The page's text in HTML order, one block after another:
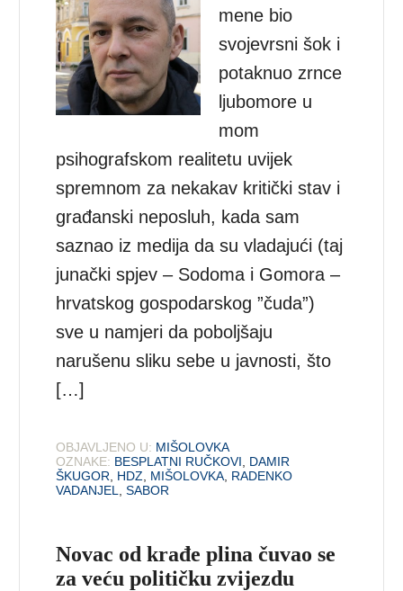
mene bio
svojevrsni šok i
potaknuo zrnce
ljubomore u
mom
psihografskom realitetu uvijek
spremnom za nekakav kritički stav i
građanski neposluh, kada sam
saznao iz medija da su vladajući (taj
junački spjev – Sodoma i Gomora –
hrvatskog gospodarskog ”čuda”)
sve u namjeri da poboljšaju
narušenu sliku sebe u javnosti, što
[…]
OBJAVLJENO U: MIŠOLOVKA
OZNAKE: BESPLATNI RUČKOVI
DAMIR
ŠKUGOR
HDZ MIŠOLOVKA RADENKO
VADANJEL
,SABOR
Novac od krađe plina čuvao se
za veću političku zvijezdu